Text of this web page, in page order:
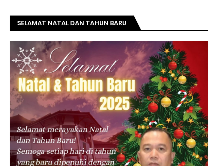
SELAMAT NATAL DAN TAHUN BARU